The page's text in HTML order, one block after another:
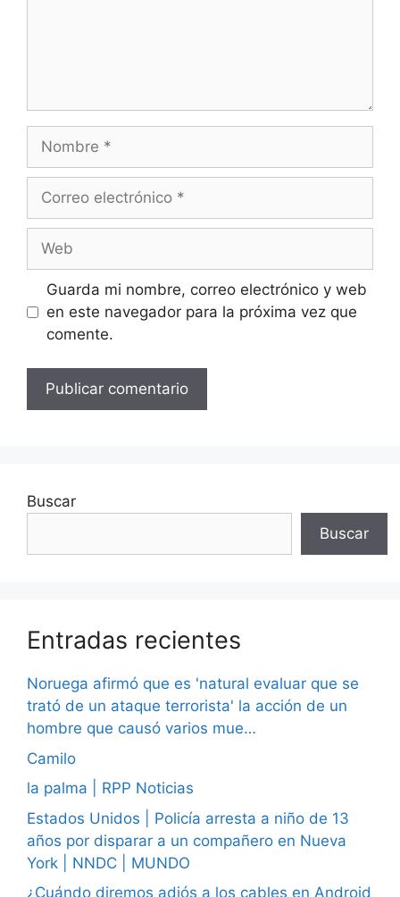
electrónico
Guarda mi nombre, correo electrónico y web
en este navegador para la próxima vez que
comente.
Buscar
Buscar
Entradas recientes
Noruega afirmó que es 'natural evaluar que se
trató de un ataque terrorista' la acción de un
hombre que causó varios mue…
Camilo
la palma | RPP Noticias
Estados Unidos | Policía arresta a niño de 13
años por disparar a un compañero en Nueva
York | NNDC | MUNDO
¿Cuándo diremos adiós a los cables en Android